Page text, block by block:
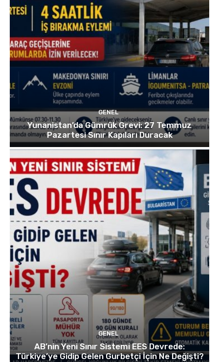
GENEL
Yunanistan’da Gümrük Grevi: 27 Temmuz
Pazartesi Sınır Kapıları Duracak
GENEL
AB’nin Yeni Sınır Sistemi EES Devrede:
Türkiye’ye Gidip Gelen Gurbetçi İçin Ne Değişti?